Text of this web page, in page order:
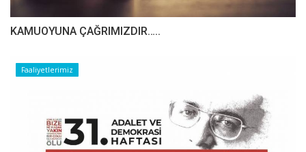
​​​​​​​KAMUOYUNA ÇAĞRIMIZDIR…..
Faaliyetlerimiz